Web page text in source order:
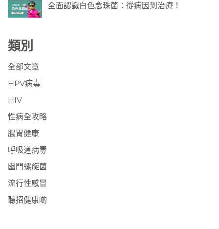
全面認識白色念珠菌：從病因到治療！
類別
全部文章
HPV病毒
HIV
性病全攻略
腸胃健康
呼吸道病毒
幽門螺旋菌
流行性感冒
聽招健康啲